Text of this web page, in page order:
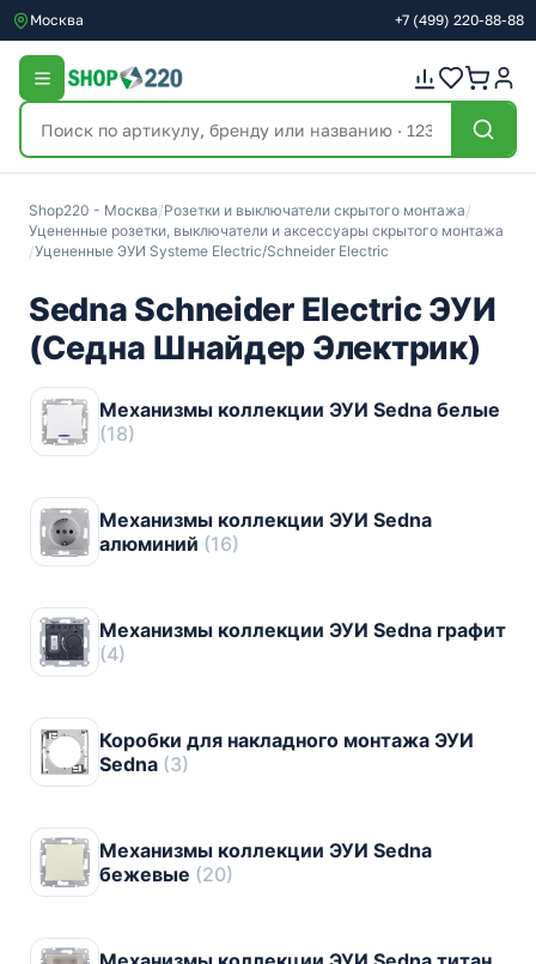
Москва +7 (499) 220-88-88
Shop220 - Москва/Розетки и выключатели скрытого монтажа/
Уцененные розетки, выключатели и аксессуары скрытого монтажа
/Уцененные ЭУИ Systeme Electric/Schneider Electric
Sedna Schneider Electric ЭУИ
(Седна Шнайдер Электрик)
Механизмы коллекции ЭУИ Sedna белые
(18)
Механизмы коллекции ЭУИ Sedna
алюминий (16)
Механизмы коллекции ЭУИ Sedna графит
(4)
Коробки для накладного монтажа ЭУИ
Sedna (3)
Механизмы коллекции ЭУИ Sedna
бежевые (20)